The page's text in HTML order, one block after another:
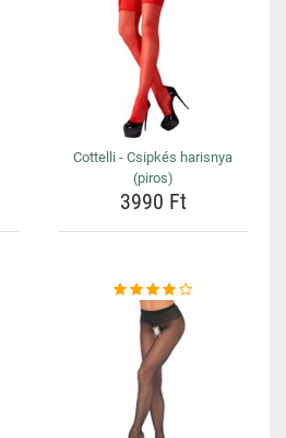
Cottelli - Csipkés harisnya
(piros)
3990 Ft